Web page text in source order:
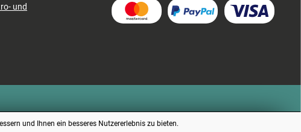
und
und Ihnen ein besseres Nutzererlebnis zu bieten.